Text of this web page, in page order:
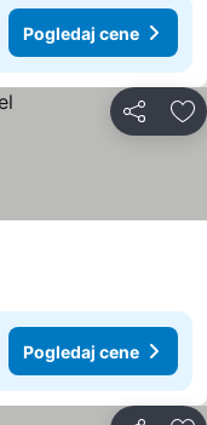
Pogledaj cene
Deli
Pogledaj cene